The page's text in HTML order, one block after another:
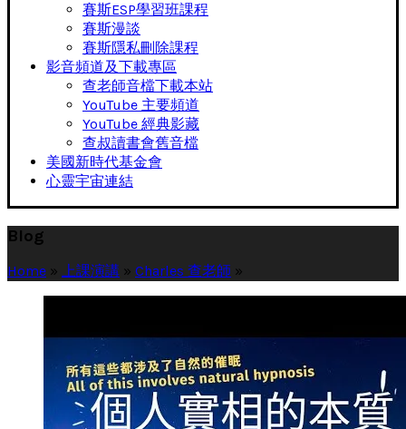
賽斯ESP學習班課程
賽斯漫談
賽斯隱私刪除課程
影音頻道及下載專區
查老師音檔下載本站
YouTube 主要頻道
YouTube 經典影藏
查叔讀書會舊音檔
美國新時代基金會
心靈宇宙連結
Blog
Home » 上課演講 » Charles 查老師 »